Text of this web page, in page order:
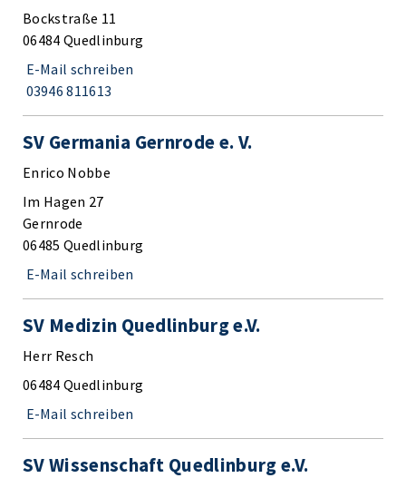
Bockstraße 11
06484 Quedlinburg
E-Mail schreiben
03946 811613
SV Germania Gernrode e. V.
Enrico Nobbe
Im Hagen 27
Gernrode
06485 Quedlinburg
E-Mail schreiben
SV Medizin Quedlinburg e.V.
Herr Resch
06484 Quedlinburg
E-Mail schreiben
SV Wissenschaft Quedlinburg e.V.